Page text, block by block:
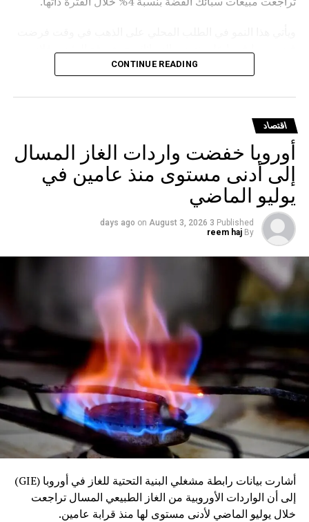
بوتين في مارس الماضي مرسوما يمنع تصدير سبائك الذهب التي
المغادرين من مطارات موسكو الثلاثة (شيريميتيفو ودوموديدوفو
وفنوكوفو) ومطار فلاديفوستوك (كنيفيتشي) بشرط حصولهم
على تصريح مسبق من هيئة الرقابة الروسية على المعادن
الثمينة.
CONTINUE READING
اقتصاد
أوروبا خفضت واردات الغاز المسال
إلى أدنى مستوى منذ عامين في
يوليو الماضي
Published
3 days ago
on August 3, 2026
By
reem haj
أشارت بيانات رابطة مشغلي البنية التحتية للغاز في أوروبا (GIE)
إلى أن الواردات الأوروبية من الغاز الطبيعي المسال تراجعت
خلال يوليو الماضي لأدنى مستوى لها منذ قرابة عامين.